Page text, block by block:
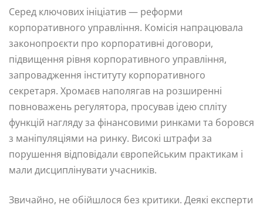
Серед ключових ініціатив — реформи
корпоративного управління. Комісія напрацювала
законопроєкти про корпоративні договори,
підвищення рівня корпоративного управління,
запровадження інституту корпоративного
секретаря. Хромаєв наполягав на розширенні
повноважень регулятора, просував ідею спліту
функцій нагляду за фінансовими ринками та боровся
з маніпуляціями на ринку. Високі штрафи за
порушення відповідали європейським практикам і
мали дисциплінувати учасників.
Звичайно, не обійшлося без критики. Деякі експерти